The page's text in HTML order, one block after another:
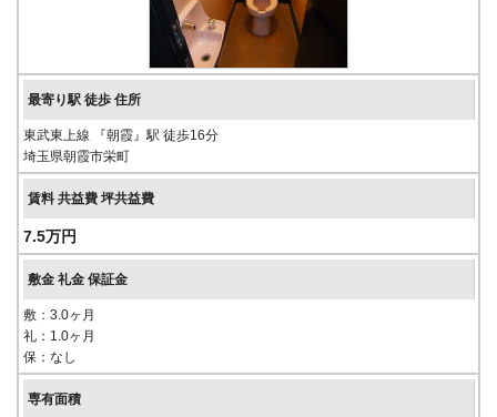
東武東上線 『朝霞』駅 徒歩16分
埼玉県朝霞市栄町
7.5万円
敷：3.0ヶ月
礼：1.0ヶ月
保：なし